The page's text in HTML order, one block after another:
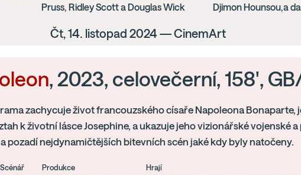
Pruss, Ridley Scott a Douglas Wick
Djimon Hounsou,a
Čt, 14. listopad 2024 — CinemArt
, 2023, celovečerní, 158',
zachycuje život francouzského císaře Napoleona Bonaparte,
k životní lásce Josephine, a ukazuje jeho vizionářské vojenské
pozadí nejdynamičtějších bitevních scén jaké kdy byly natočeny.
Scénář Produkce Hrají